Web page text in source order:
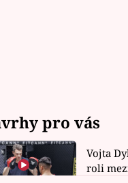
pro vás
Vojta
roli